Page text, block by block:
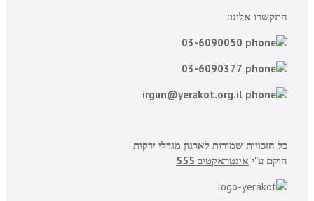
התקשרו אלינו:
כל הזכויות שמורות לארגון מגדלי ירקות
הוקם ע"י אינטראקטיב 555